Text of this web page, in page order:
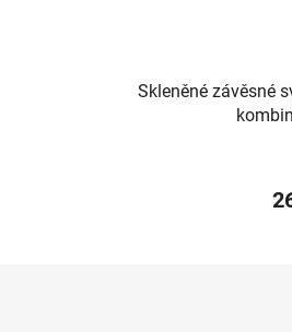
Skleněné závěsné